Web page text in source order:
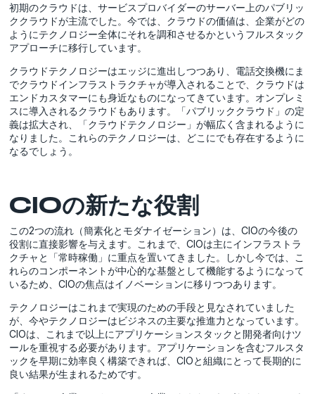
初期のクラウドは、サービスプロバイダーのサーバー上のパブリッ
ククラウドが主流でした。今では、クラウドの価値は、企業がどの
ようにテクノロジー全体にそれを調和させるかというフルスタック
アプローチに移行しています。
クラウドテクノロジーはエッジに進出しつつあり、電話交換機にま
でクラウドインフラストラクチャが導入されることで、クラウドは
エンドカスタマーにも身近なものになってきています。オンプレミ
スに導入されるクラウドもあります。「パブリッククラウド」の定
義は拡大され、「クラウドテクノロジー」が幅広く含まれるように
なりました。これらのテクノロジーは、どこにでも存在するように
なるでしょう。
CIOの新たな役割
この2つの流れ（簡素化とモダナイゼーション）は、CIOの今後の
役割に直接影響を与えます。これまで、CIOは主にインフラストラ
クチャと「常時稼働」に重点を置いてきました。しかし今では、こ
れらのコンポーネントが中心的な基盤として機能するようになって
いるため、CIOの焦点はイノベーションに移りつつあります。
テクノロジーはこれまで実現のための手段と見なされていました
が、今やテクノロジーはビジネスの主要な推進力となっています。
CIOは、これまで以上にアプリケーションスタックと開発者向けツ
ールを重視する必要があります。アプリケーションを含むフルスタ
ックを早期に効率良く構築できれば、CIOと組織にとって長期的に
良い結果が生まれるためです。